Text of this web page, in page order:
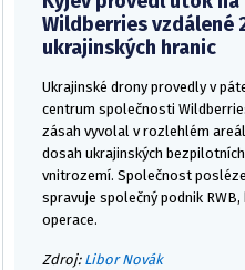
Wildberries vzdálené
ukrajinských hranic
Ukrajinské drony provedly v
centrum společnosti
zásah vyvolal v rozlehlém
dosah ukrajinských
vnitrozemí. Společnost
spravuje společný podnik
operace.
Zdroj: Libor Novák